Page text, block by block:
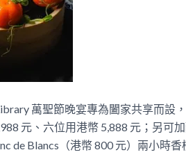
萬聖節晚宴專為闔家共享而設
元、六位用港幣 5,888 元；另可
de Blancs（港幣 800 元）兩小時香